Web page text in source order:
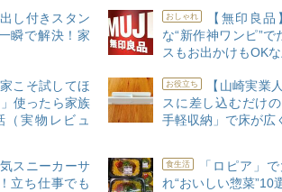
し付きスタン
瞬で解決！家
おしゃれ
【無印良
な“新作神ワンピ”
スもお出かけもOK
こそ試してほ
使ったら家族
実物レビュ
お役立ち
【山崎実業
スに差し込むだけ
手軽収納」で床が広
スニーカーサ
立ち仕事でも
食生活
「ロピア」
れ“おいしい惣菜”10